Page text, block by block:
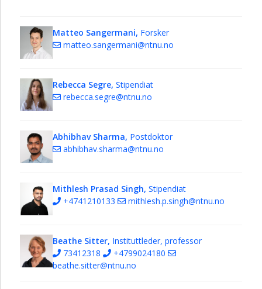
Matteo Sangermani, Forsker
matteo.sangermani@ntnu.no
Rebecca Segre, Stipendiat
rebecca.segre@ntnu.no
Abhibhav Sharma, Postdoktor
abhibhav.sharma@ntnu.no
Mithlesh Prasad Singh, Stipendiat
+4741210133
mithlesh.p.singh@ntnu.no
Beathe Sitter, Instituttleder, professor
73412318
+4799024180
beathe.sitter@ntnu.no